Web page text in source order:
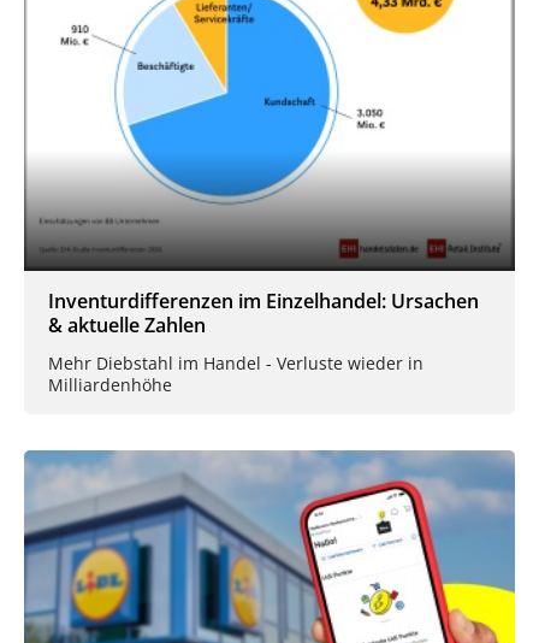
Inventurdifferenzen im Einzelhandel: Ursachen
& aktuelle Zahlen
Mehr Diebstahl im Handel - Verluste wieder in
Milliardenhöhe